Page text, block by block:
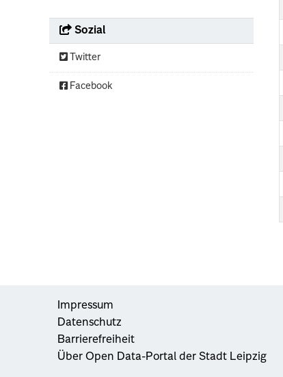
Sozial
Twitter
Facebook
Impressum
Datenschutz
Barrierefreiheit
Über Open Data-Portal der Stadt Leipzig